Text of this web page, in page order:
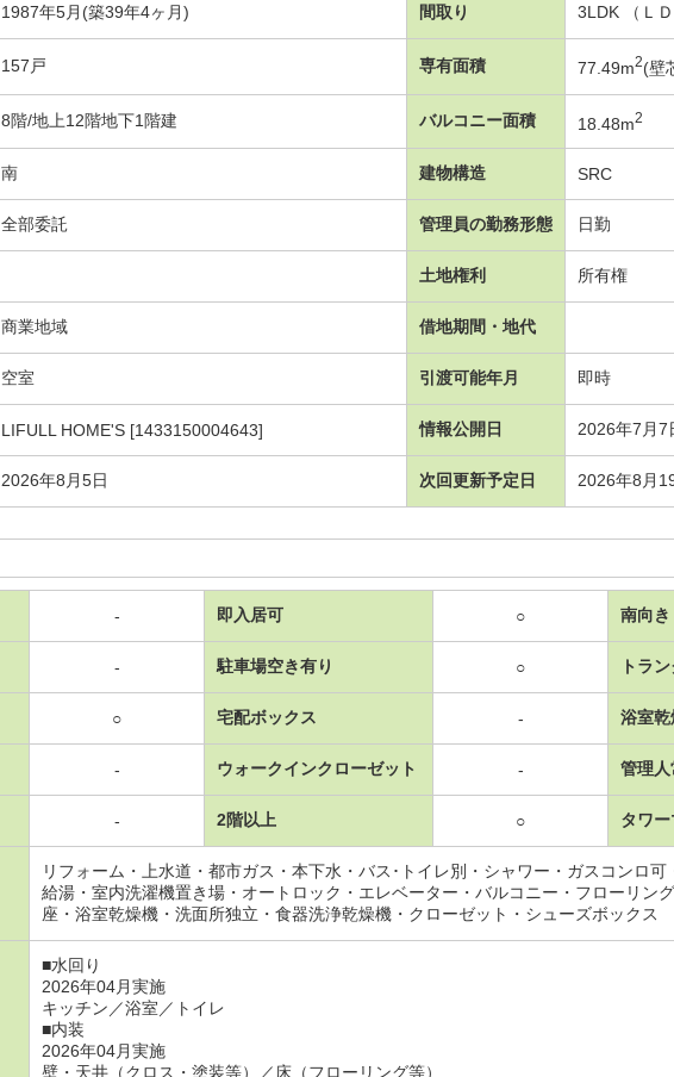
1987年5月(築39年4ヶ月) 間取り 3LDK （Ｌ
157戸 専有面積 77.49m2(壁
8階/地上12階地下1階建 バルコニー面積 18.48m2
南 建物構造 SRC
全部委託 管理員の勤務形態 日勤
土地権利 所有権
商業地域 借地期間・地代
空室 引渡可能年月 即時
LIFULL HOME'S [1433150004643] 情報公開日 2026年7月7
2026年8月5日 次回更新予定日 2026年8月
- 即入居可 ○ 南向き
- 駐車場空き有り ○ トラ
○ 宅配ボックス - 浴室乾
- ウォークインクローゼット - 管理人
- 2階以上 ○ タワ
リフォーム・上水道・都市ガス・本下水・バス･トイレ別・シャワー・ガスコンロ
給湯・室内洗濯機置き場・オートロック・エレベーター・バルコニー・フローリン
座・浴室乾燥機・洗面所独立・食器洗浄乾燥機・クローゼット・シューズボックス
■水回り
2026年04月実施
キッチン／浴室／トイレ
■内装
2026年04月実施
壁・天井（クロス・塗装等）／床（フローリング等）